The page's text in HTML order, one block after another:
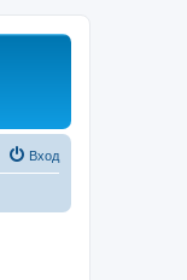
Вход